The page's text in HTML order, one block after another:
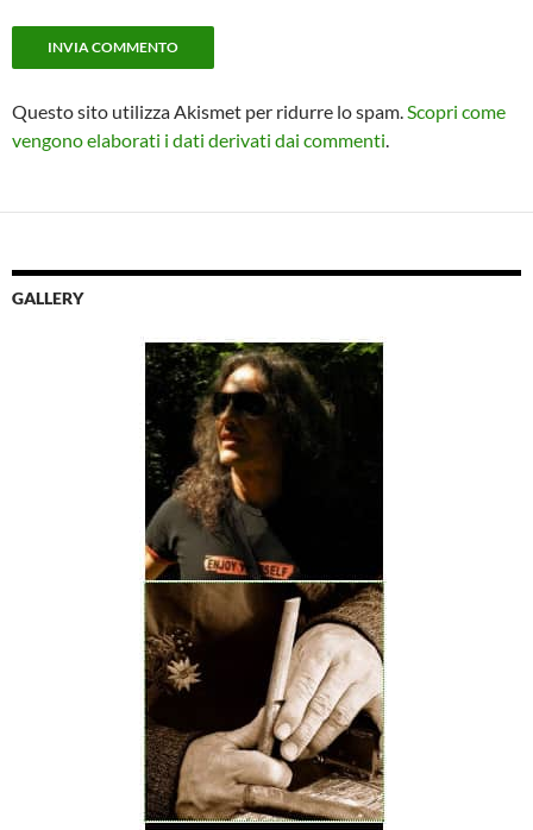
Questo sito utilizza Akismet per ridurre lo spam. Scopri come
vengono elaborati i dati derivati dai commenti
GALLERY